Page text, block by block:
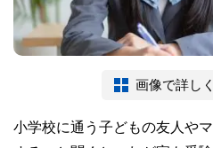
画像で詳し
小学校に通う子どもの友人や